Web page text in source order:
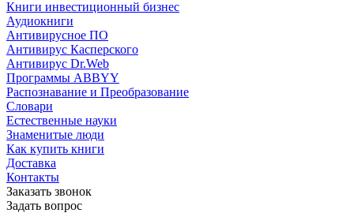
Книги инвестиционный бизнес
Аудиокниги
Антивирусное ПО
Антивирус Касперского
Антивирус Dr.Web
Программы ABBYY
Распознавание и Преобразование
Словари
Естественные науки
Знаменитые люди
Как купить книги
Доставка
Контакты
Заказать звонок
Задать вопрос